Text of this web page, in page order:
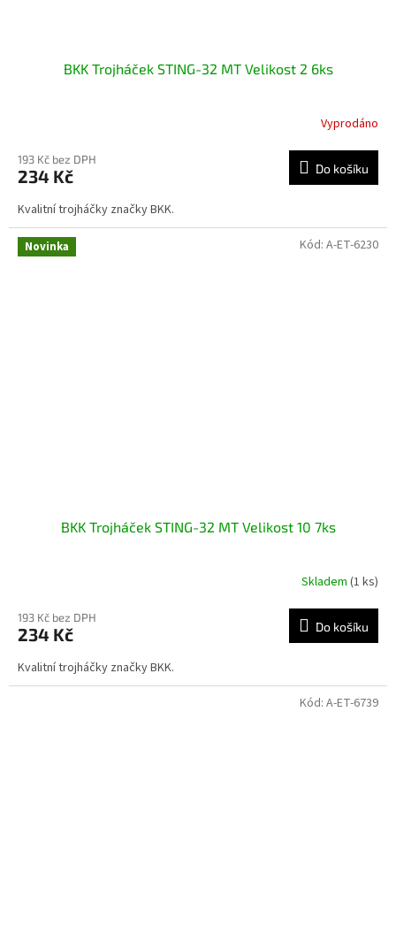
BKK Trojháček STING-32 MT Velikost 2 6ks
Vyprodáno
193 Kč bez DPH
234 Kč Do košíku
Kvalitní trojháčky značky BKK.
Novinka
BKK Trojháček STING-32 MT Velikost 10 7ks
Skladem (1 ks)
193 Kč bez DPH
234 Kč Do košíku
Kvalitní trojháčky značky BKK.
Kód: A-ET-6230
Kód: A-ET-6739